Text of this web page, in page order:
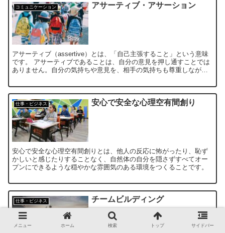
コミュニケーション アサーティブ・アサーション
アサーティブ（assertive）とは、「自己主張すること」という意味
です。 アサーティブであることは、自分の意見を押し通すことでは
ありません。自分の気持ちや意見を、相手の気持ちも尊重しなが
仕事・ビジネス 安心で安全な心理空有間創り
安心で安全な心理空有間創りとは、他人の反応に怖がったり、恥ず
かしいと感じたりすることなく、自然体の自分を隠さずすべてオー
プンにできるような穏やかな雰囲気のある環境をつくることです。
仕事・ビジネス チームビルディング
メニュー ホーム 検索 トップ サイドバー